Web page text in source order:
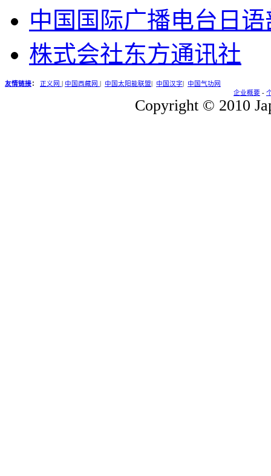
中国国际广播电台日语
株式会社东方通讯社
友情链接： 正义网 中国西藏网 中国太阳能联盟 中国汉字
中国气功网
企业概要 -
Copyright © 2010